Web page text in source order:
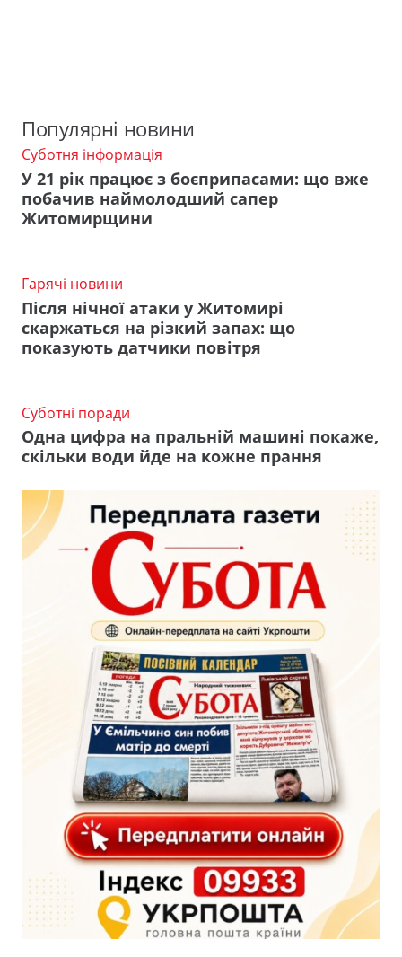
Популярні новини
Суботня інформація
У 21 рік працює з боєприпасами: що вже
побачив наймолодший сапер
Житомирщини
Гарячі новини
Після нічної атаки у Житомирі
скаржаться на різкий запах: що
показують датчики повітря
Суботні поради
Одна цифра на пральній машині покаже,
скільки води йде на кожне прання